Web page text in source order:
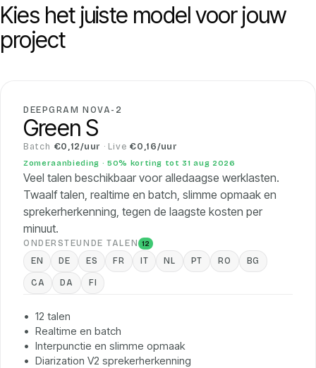
infrastructuur gebeurt, blijft in onze infrastructuur.
Kies het juiste model voor jouw
project
DEEPGRAM NOVA-2
Green S
Batch €0,12/uur · Live €0,16/uur
Zomeraanbieding · 50% korting tot 31 aug 2026
Veel talen beschikbaar voor alledaagse werklasten.
Twaalf talen, realtime en batch, slimme opmaak en
sprekerherkenning, tegen de laagste kosten per
minuut.
ONDERSTEUNDE TALEN 12
EN DE ES FR IT NL PT RO BG
CA DA FI
12 talen
Realtime en batch
Interpunctie en slimme opmaak
Diarization V2 sprekerherkenning